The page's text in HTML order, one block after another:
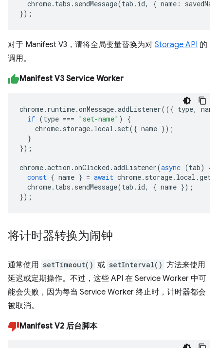
chrome. tabs . sendMessage(tab . id, { name :
});
对于 Manifest V3，请将全局变量替换为对 Storage API 的
调用。
Manifest V3 Service Worker
chrome. runtime.onMessage.addListener(({ type,
name
if (type === "set-name" )
{
chrome. storage. local . set({ name });
}
});
chrome.action .onClicked .addListener(async (tab)
=>
const { name } = await chrome. storage. local .get
chrome. tabs . sendMessage(tab . id, { name });
});
将计时器转换为闹钟
通常使用 setTimeout() 或 setInterval() 方法来使用
延迟或定期操作。不过，这些 API 在 Service Worker 中可
能会失败，因为每当 Service Worker 终止时，计时器都会
被取消。
Manifest V2 后台脚本